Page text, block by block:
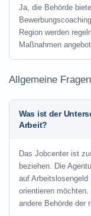
Ja, die Behörde
Region werden
Maßnahmen
Allgemeine
Was ist der
Arbeit?
Das Jobcenter ist
beziehen. Die
auf
orientieren
andere Behörde der